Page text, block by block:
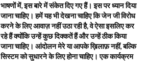
भाषणों में, इस बारे में संकेत दिए गए हैं। इस पर ध्यान दिया
जाना चाहिए। हमें यह भी देखना चाहिए कि जेन जी विरोध
करने के लिए आवाज़ नहीं उठा रही है, वे ऐसा इसलिए कर
रहे हैं क्योंकि उन्हें कुछ दिक्कतें हैं और उन्हें ठीक किया
जाना चाहिए। आंदोलन मेरे या आपके ख़िलाफ़ नहीं, बल्कि
सिस्टम को सुधारने के लिए होना चाहिए। एक कार्यक्रम